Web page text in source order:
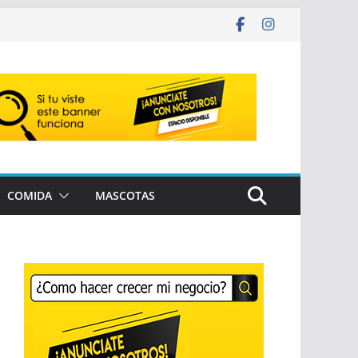
COMIDA MASCOTAS